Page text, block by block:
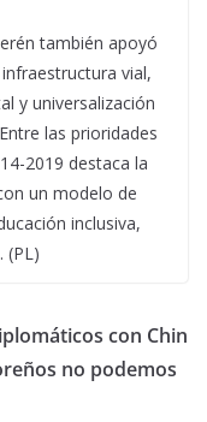
también apoyó
vial,
y universalización
las prioridades
2019 destaca la
un modelo de
inclusiva,
(PL)
con Chin
no podemos